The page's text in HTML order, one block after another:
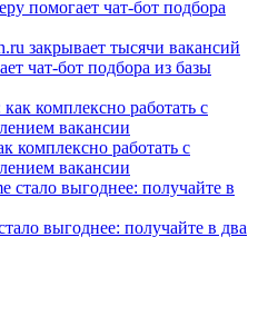
закрывает тысячи вакансий
чат-бот подбора из базы
комплексно работать с
вакансии
выгоднее: получайте в два